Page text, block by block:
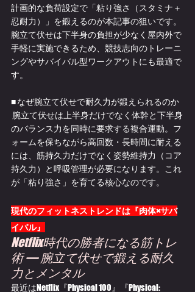
計画的な負荷設定で「粘り強さ（スタミナ＋
忍耐力）」を鍛えるのが本記事の狙いです。
腕立て伏せは下半身の負担が少なく屋内外で
手軽に実施できるため、競技志向のトレーニ
ングやサバイバル型ワークアウトにも最適で
す。
■ なぜ腕立て伏せで耐久力が鍛えられるのか
のバランス力を同時に要求する複合運動。フ
ォームを保ちながら高回数・長時間に耐える
には、筋持久力だけでなく姿勢維持力（コア
持久力）と呼吸管理が必要になります。これ
が「粘り強さ」を育てる核心なのです。
現代のフィットネストレンドは『肉体×サバ
イバル』
Netflix時代の勝者になる筋トレ
術 — 腕立て伏せで鍛える耐久
力とメンタル
最近はNetflix『Physical 100』『Physical: